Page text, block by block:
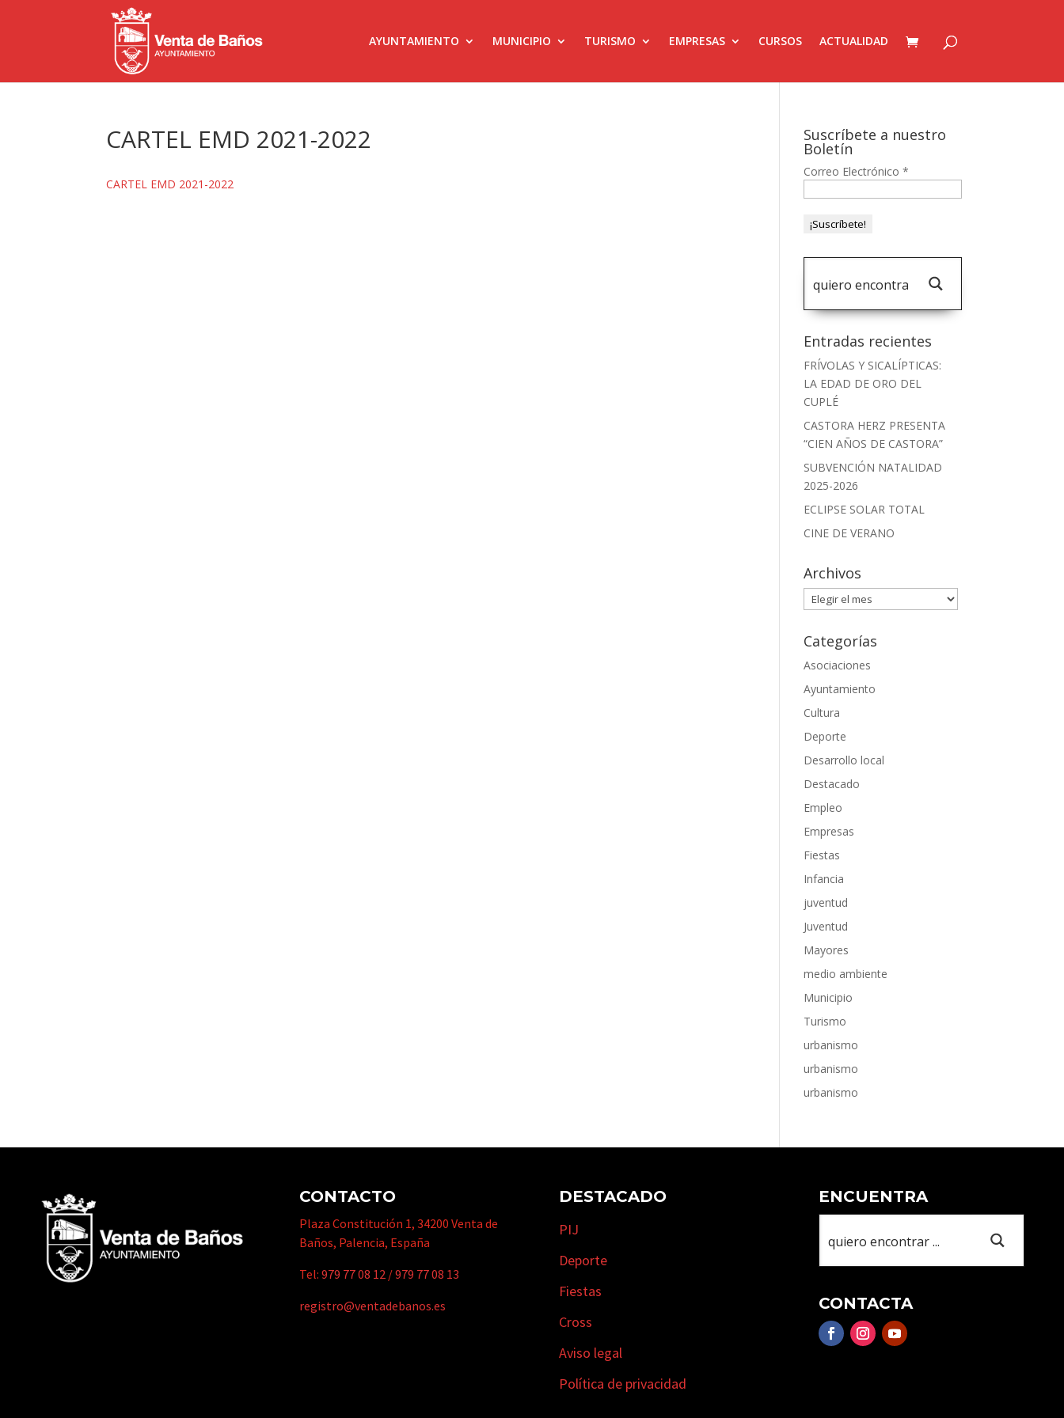
AYUNTAMIENTO MUNICIPIO TURISMO EMPRESAS CURSOS ACTUALIDAD
CARTEL EMD 2021-2022
CARTEL EMD 2021-2022
Suscríbete a nuestro
Boletín
Correo Electrónico*
Entradas recientes
FRÍVOLAS Y SICALÍPTICAS:
LA EDAD DE ORO DEL
CUPLÉ
CASTORA HERZ PRESENTA
“CIEN AÑOS DE CASTORA”
SUBVENCIÓN NATALIDAD
2025-2026
ECLIPSE SOLAR TOTAL
CINE DE VERANO
Archivos
Archivos
Categorías
Asociaciones
Ayuntamiento
Cultura
Deporte
Desarrollo local
Destacado
Empleo
Empresas
Fiestas
Infancia
juventud
Juventud
Mayores
medio ambiente
Municipio
Turismo
urbanismo
urbanismo
urbanismo
CONTACTO
Plaza Constitución 1, 34200 Venta de
Baños, Palencia, España
Tel:979 77 08 12 /979 77 08 13
registro@ventadebanos.es
DESTACADO
PIJ
Deporte
Fiestas
Cross
Aviso legal
Política de privacidad
ENCUENTRA
CONTACTA